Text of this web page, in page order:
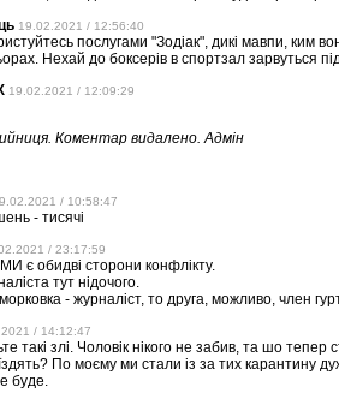
19.02.2021 / 12:56:40
послугами "Зодіак", дикі мавпи, ким
Нехай до боксерів в спортзал зарвуться
19.02.2021 / 12:09:29
Коментар видалено. Адмін
/ 10:58:47
- тисячі
/ 23:17:59
є обидві сторони конфлікту.
тут нідочого.
- журналіст, то друга, можливо, член
/ 14:12:47
такі злі. Чоловік нікого не забив, та шо тепер
По моєму ми стали із за тих карантину
буде.